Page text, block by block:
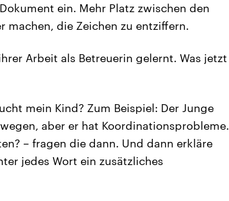
ein. Mehr Platz zwischen den
machen, die Zeichen zu entziffern.
Arbeit als Betreuerin gelernt. Was jetzt
mein Kind? Zum Beispiel: Der Junge
aber er hat Koordinationsprobleme.
– fragen die dann. Und dann erkläre
jedes Wort ein zusätzliches